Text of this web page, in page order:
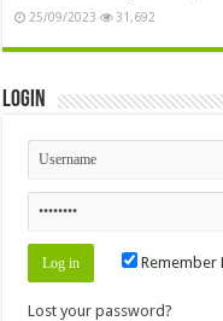
25/09/2023 31,692
Login
Remember
Lost your password?